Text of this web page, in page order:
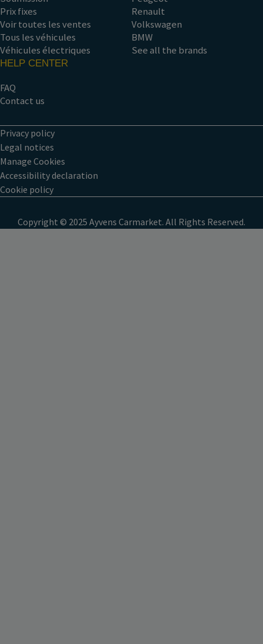
Prix fixes
Voir toutes les ventes
Tous les véhicules
Véhicules électriques
Renault
Volkswagen
BMW
See all the brands
HELP CENTER
FAQ
Contact us
Copyright © 2025 Ayvens Carmarket. All Rights Reserved.
Cookie policy
Accessibility declaration
Manage Cookies
Legal notices
Privacy policy